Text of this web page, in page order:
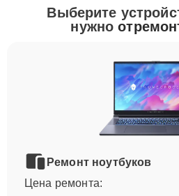
Выберите
нужно
Ремонт ноутбуков
Цена ремонта: